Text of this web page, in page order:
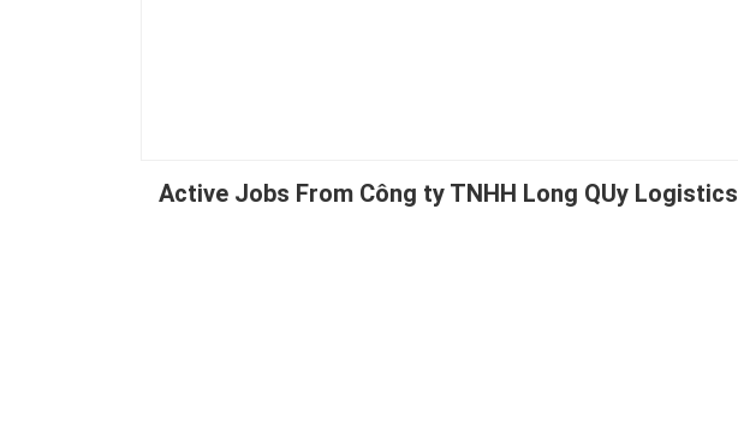
Active Jobs From Công ty TNHH Long QUy Logistics